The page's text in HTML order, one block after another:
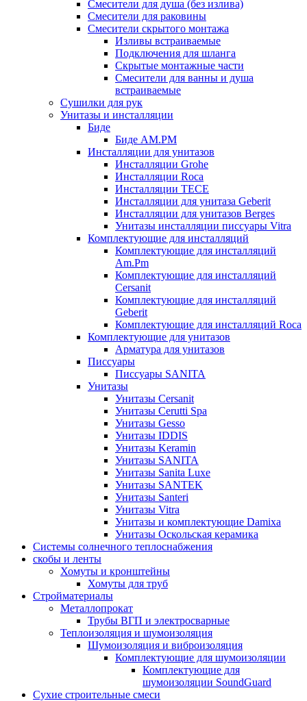
Смесители для душа (без излива)
Смесители для раковины
Смесители скрытого монтажа
Изливы встраиваемые
Подключения для шланга
Скрытые монтажные части
Смесители для ванны и душа
встраиваемые
Сушилки для рук
Унитазы и инсталляции
Биде
Биде AM.PM
Инсталляции для унитазов
Инсталляции Grohe
Инсталляции Roca
Инсталляции TECE
Инсталляции для унитаза Geberit
Инсталляции для унитазов Berges
Унитазы инсталляции писсуары Vitra
Комплектующие для инсталляций
Комплектующие для инсталляций
Am.Pm
Комплектующие для инсталляций
Cersanit
Комплектующие для инсталляций
Geberit
Комплектующие для инсталляций Roca
Комплектующие для унитазов
Арматура для унитазов
Писсуары
Писсуары SANITA
Унитазы
Унитазы Cersanit
Унитазы Cerutti Spa
Унитазы Gesso
Унитазы IDDIS
Унитазы Keramin
Унитазы SANITA
Унитазы Sanita Luxe
Унитазы SANTEK
Унитазы Santeri
Унитазы Vitra
Унитазы и комплектующие Damixa
Унитазы Оскольская керамика
Системы солнечного теплоснабжения
скобы и ленты
Хомуты и кронштейны
Хомуты для труб
Стройматериалы
Металлопрокат
Трубы ВГП и электросварные
Теплоизоляция и шумоизоляция
Шумоизоляция и виброизоляция
Комплектующие для шумоизоляции
Комплектующие для
шумоизоляции SoundGuard
Сухие строительные смеси